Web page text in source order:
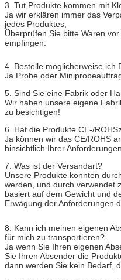
3. Tut Produkte kommen mit
Ja wir erklären immer das
jedes Produktes,
Überprüfen Sie bitte Waren
empfingen.
4. Bestelle möglicherweise ich
Ja Probe oder
5. Sind Sie eine Fabrik oder
Wir haben unsere eigene
zu besichtigen!
6. Hat die Produkte CE-/
Ja können wir das CE/ROHS
hinsichtlich Ihrer Anforderungen.
7. Was ist der Versandart?
Unsere Produkte konnten
werden, und durch verwendet
basiert auf dem Gewicht und
Erwägung der Anforderungen
8. Kann ich meinen eigenen
für mich zu transportieren?
Ja wenn Sie Ihren eigenen
Sie Ihren Absender die
dann werden Sie kein Bedarf,